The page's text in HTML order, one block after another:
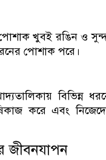
পোশাক খুবই রঙিন ও
পোশাক পরে।
বিভিন্ন
করে এবং
জীবনযাপন